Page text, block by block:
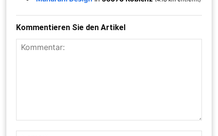
Kommentieren Sie den Artikel